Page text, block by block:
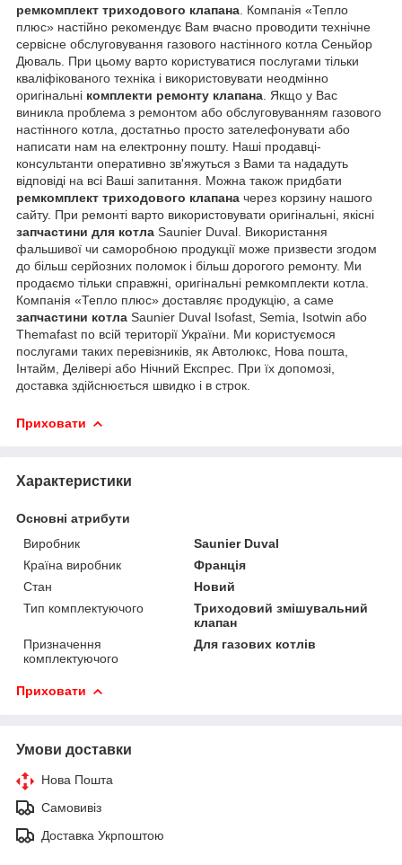
ремкомплект триходового клапана . Компанія «Тепло
плюс» настійно рекомендує Вам вчасно проводити технічне
сервісне обслуговування газового настінного котла Сеньйор
Дюваль. При цьому варто користуватися послугами тільки
кваліфікованого техніка і використовувати неодмінно
оригінальні комплекти ремонту клапана . Якщо у Вас
виникла проблема з ремонтом або обслуговуванням газового
настінного котла, достатньо просто зателефонувати або
написати нам на електронну пошту. Наші продавці-
консультанти оперативно зв'яжуться з Вами та нададуть
відповіді на всі Ваші запитання. Можна також придбати
ремкомплект триходового клапана через корзину нашого
сайту. При ремонті варто використовувати оригінальні, якісні
запчастини для котла Saunier Duval. Використання
фальшивої чи саморобною продукції може призвести згодом
до більш серйозних поломок і більш дорогого ремонту. Ми
продаємо тільки справжні, оригінальні ремкомплекти котла.
Компанія «Тепло плюс» доставляє продукцію, а саме
запчастини котла Saunier Duval Isofast, Semia, Isotwin або
Themafast по всій території України. Ми користуємося
послугами таких перевізників, як Автолюкс, Нова пошта,
Інтайм, Делівері або Нічний Експрес. При їх допомозі,
доставка здійснюється швидко і в строк.
Приховати
Характеристики
Основні атрибути
Виробник
Saunier Duval
Країна виробник
Франція
Стан
Новий
Тип комплектуючого
Триходовий змішувальний
клапан
Призначення
комплектуючого
Для газових котлів
Приховати
Умови доставки
Нова Пошта
Самовивіз
Доставка Укрпоштою